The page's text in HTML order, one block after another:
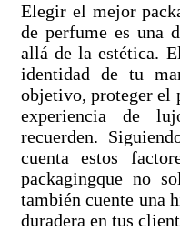
Elegir el mejor
de perfume es una
allá de la estética.
identidad de tu
objetivo, proteger el
experiencia de
recuerden.
cuenta estos
packagingque no
también cuente una
duradera en tus